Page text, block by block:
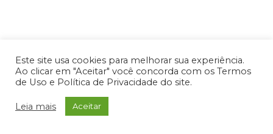
Este site usa cookies para melhorar sua experiência.
Ao clicar em "Aceitar" você concorda com os Termos
de Uso e Política de Privacidade do site.
Leia mais Aceitar